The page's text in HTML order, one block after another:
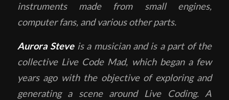
instruments made from small engines,
computer fans, and various other parts.
Aurora Steveis a musician and is a part of the
collective Live Code Mad, which began a few
years ago with the objective of exploring and
generating a scene around Live Coding. A